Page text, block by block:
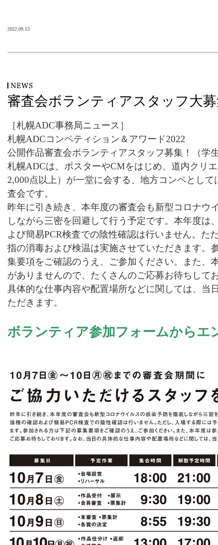
2022.09.13
審査会ボランティアスタッフ大
［札幌ADC事務局ニュース］
札幌ADCコンペティション＆アワード2022
公開作品審査会ボランティアスタッフ募集！（学
札幌ADCは、ポスターやCMをはじめ、道内クリ
2,000点以上）が一堂に会する、地方コンペとし
査会です。
昨年に引き続き、本年度の審査会も新型コロナウ
しながら三密を回避して行う予定です。本年度は
よび簡易PCR検査での陰性確認は行いません。た
指の消毒および検温は実施させていただきます。
集要項をご確認のうえ、ご参加ください。また、
がありませんので、たくさんのご応募お待ちして
具体的な仕事内容や配置場所などに関しては、当
ただきます。
ボランティア参加フォームからエ